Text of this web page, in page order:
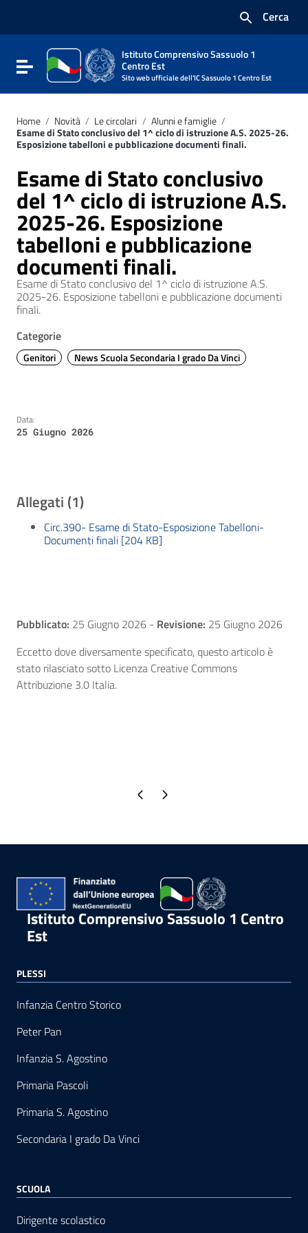
Vai al footer
Cerca
Attiva / disattiva la navigazione
Istituto Comprensivo Sassuolo 1
Centro Est
Sito web ufficiale dell'IC Sassuolo 1 Centro Est
Home / Novità / Le circolari / Alunni e famiglie /
Esame di Stato conclusivo del 1^ ciclo di istruzione A.S. 2025-26.
Esposizione tabelloni e pubblicazione documenti finali.
Esame di Stato conclusivo
del 1^ ciclo di istruzione A.S.
2025-26. Esposizione
tabelloni e pubblicazione
documenti finali.
Esame di Stato conclusivo del 1^ ciclo di istruzione A.S.
2025-26. Esposizione tabelloni e pubblicazione documenti
finali.
Categorie
Genitori News Scuola Secondaria I grado Da Vinci
Data:
25 Giugno 2026
Allegati (1)
Circ.390- Esame di Stato-Esposizione Tabelloni-
Documenti finali [204 KB]
Pubblicato: 25 Giugno 2026 - Revisione: 25 Giugno 2026
Eccetto dove diversamente specificato, questo articolo è
stato rilasciato sotto Licenza Creative Commons
Attribuzione 3.0 Italia.
Pagina precedente
Pagina successiva
Istituto Comprensivo Sassuolo 1 Centro
Est
PLESSI
Infanzia Centro Storico
Peter Pan
Infanzia S. Agostino
Primaria Pascoli
Primaria S. Agostino
Secondaria I grado Da Vinci
SCUOLA
Dirigente scolastico